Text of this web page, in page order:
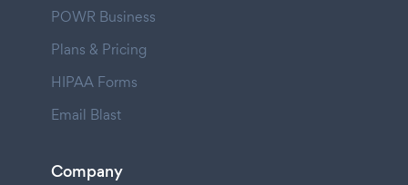
POWR Business
Plans & Pricing
HIPAA Forms
Email Blast
Company